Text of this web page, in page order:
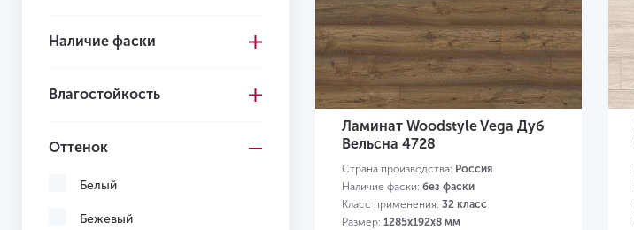
Наличие фаски
Влагостойкость
Оттенок
Белый
Бежевый
Ламинат Woodstyle Vega Дуб
Вельсна 4728
Страна производства: Россия
Наличие фаски: без фаски
Класс применения: 32 класс
Размер: 1285х192х8 мм